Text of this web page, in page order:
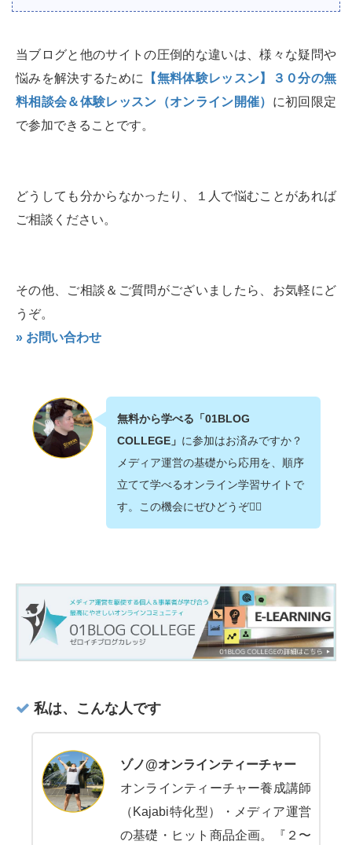
当ブログと他のサイトの圧倒的な違いは、様々な疑問や
悩みを解決するために
【無料体験レッスン】３０分の無
料相談会＆体験レッスン（オンライン開催） に初回限定
で参加できることです。
どうしても分からなかったり、１人で悩むことがあれば
ご相談ください。
その他、ご相談＆ご質問がございましたら、お気軽にど
うぞ。
» お問い合わせ
無料から学べる「01BLOG
COLLEGE」 に参加はお済みですか？
メディア運営の基礎から応用を、順序
立てて学べるオンライン学習サイトで
す。この機会にぜひどうぞ💁‍♂️
私は、こんな人です
ゾノ@オンラインティーチャー
オンラインティーチャー養成講師
（Kajabi特化型）・メディア運営
の基礎・ヒット商品企画。『２〜